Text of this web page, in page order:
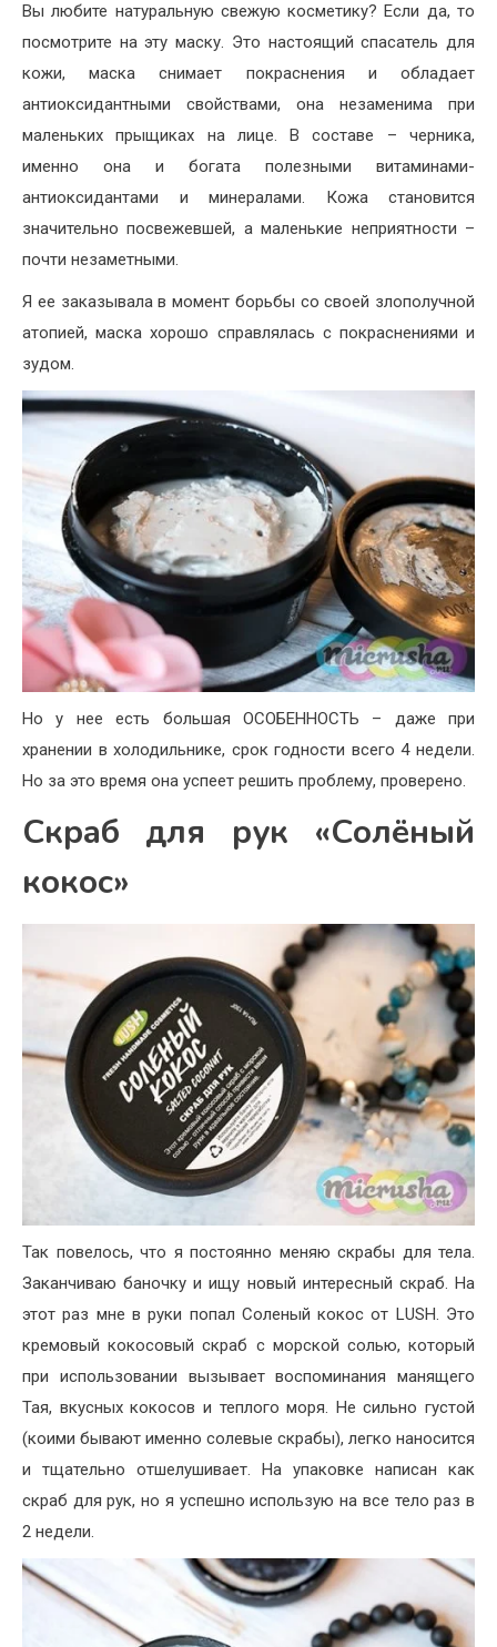
Вы любите натуральную свежую косметику? Если да, то
посмотрите на эту маску. Это настоящий спасатель для
кожи, маска снимает покраснения и обладает
антиоксидантными свойствами, она незаменима при
маленьких прыщиках на лице. В составе – черника,
именно она и богата полезными витаминами-
антиоксидантами и минералами. Кожа становится
значительно посвежевшей, а маленькие неприятности –
почти незаметными.
Я ее заказывала в момент борьбы со своей злополучной
атопией, маска хорошо справлялась с покраснениями и
зудом.
Но у нее есть большая ОСОБЕННОСТЬ – даже при
хранении в холодильнике, срок годности всего 4 недели.
Но за это время она успеет решить проблему, проверено.
Скраб для рук «Солёный
кокос»
Так повелось, что я постоянно меняю скрабы для тела.
Заканчиваю баночку и ищу новый интересный скраб. На
этот раз мне в руки попал Соленый кокос от LUSH. Это
кремовый кокосовый скраб с морской солью, который
при использовании вызывает воспоминания манящего
Тая, вкусных кокосов и теплого моря. Не сильно густой
(коими бывают именно солевые скрабы), легко наносится
и тщательно отшелушивает. На упаковке написан как
скраб для рук, но я успешно использую на все тело раз в
2 недели.